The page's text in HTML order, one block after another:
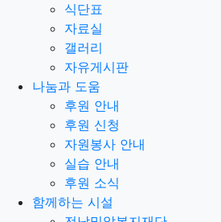
식단표
자료실
갤러리
자유게시판
나눔과 도움
후원 안내
후원 신청
자원봉사 안내
실습 안내
후원 소식
함께하는 시설